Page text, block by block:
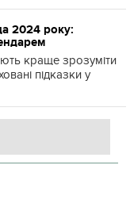
2024 року:
краще зрозуміти
підказки у